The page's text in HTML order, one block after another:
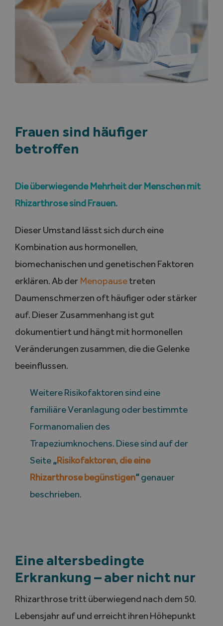
Frauen sind häufiger
betroffen
Die überwiegende Mehrheit der Menschen mit
Rhizarthrose sind Frauen.
Dieser Umstand lässt sich durch eine
Kombination aus hormonellen,
biomechanischen und genetischen Faktoren
erklären. Ab der Menopausetreten
Daumenschmerzen oft häufiger oder stärker
auf. Dieser Zusammenhang ist gut
dokumentiert und hängt mit hormonellen
Veränderungen zusammen, die die Gelenke
beeinflussen.
Weitere Risikofaktoren sind eine
familiäre Veranlagung oder bestimmte
Formanomalien des
Trapeziumknochens. Diese sind auf der
Seite„Risikofaktoren, die eine
Rhizarthrose begünstigen“genauer
beschrieben.
Eine altersbedingte
Erkrankung – aber nicht nur
Rhizarthrose tritt überwiegend nach dem 50.
Lebensjahr auf und erreicht ihren Höhepunkt